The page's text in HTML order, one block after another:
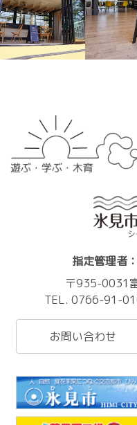
指定管理者
〒935-0031
TEL. 0766-91-
お問い合わせ